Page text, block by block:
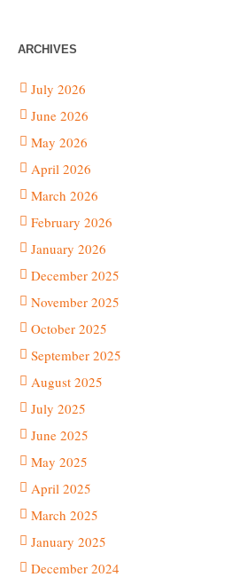
ARCHIVES
July 2026
June 2026
May 2026
April 2026
March 2026
February 2026
January 2026
December 2025
November 2025
October 2025
September 2025
August 2025
July 2025
June 2025
May 2025
April 2025
March 2025
January 2025
December 2024